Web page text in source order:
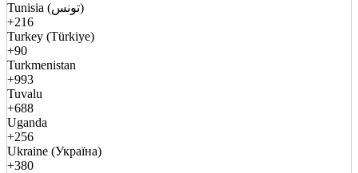
Tunisia (تونس)
+216
Turkey (Türkiye)
+90
Turkmenistan
+993
Tuvalu
+688
Uganda
+256
Ukraine (Україна)
+380